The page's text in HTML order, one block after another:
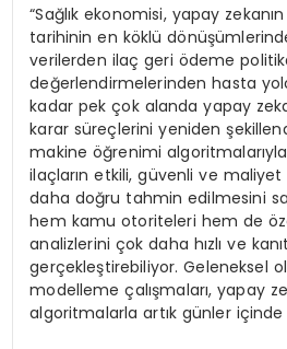
“Sağlık ekonomisi, yapay
tarihinin en köklü
verilerden ilaç geri ödeme
değerlendirmelerinden hasta
kadar pek çok alanda yapay
karar süreçlerini yeniden
makine öğrenimi
ilaçların etkili, güvenli ve
daha doğru tahmin edilmesini
hem kamu otoriteleri hem de
analizlerini çok daha hızlı ve
gerçekleştirebiliyor. Geleneksel
modelleme çalışmaları, yapay
algoritmalarla artık günler